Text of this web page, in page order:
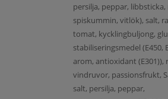
persilja, peppar,
spiskummin, vitlök), salt,
tomat, kycklingbuljong,
stabiliseringsmedel (E450,
arom, antioxidant (E301)),
vindruvor, passionsfrukt,
salt, persilja, peppar,